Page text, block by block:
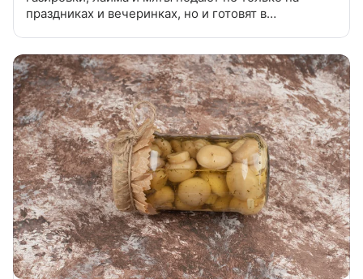
праздниках и вечеринках, но и готовят в